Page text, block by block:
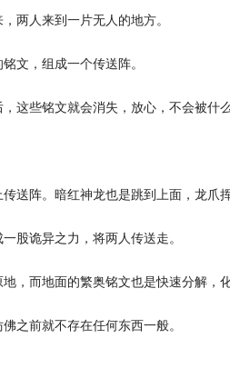
人来到一片无人的地方。
，组成一个传送阵。
些铭文就会消失，放心，不会被什么
阵。暗红神龙也是跳到上面，龙爪挥
诡异之力，将两人传送走。
而地面的繁奥铭文也是快速分解，化
前就不存在任何东西一般。